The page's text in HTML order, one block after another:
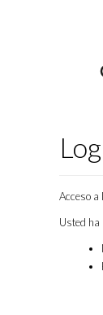
Acceso a
Usted ha